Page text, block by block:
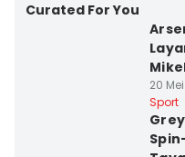
Curated For You
20
Sport